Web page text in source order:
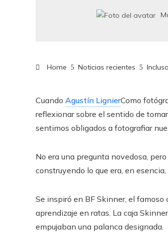
Home Noticias recientes
Cuando Agustín LignierComo
reflexionar sobre el sentido de
sentimos obligados a fotografiar
No era una pregunta novedosa,
construyendo lo que era, en
Se inspiró en BF Skinner, el
aprendizaje en ratas. La caja
empujaban una palanca designada.